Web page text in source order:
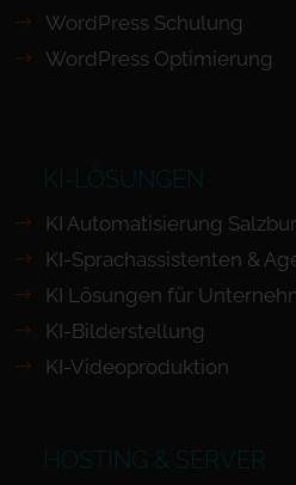
WordPress Schulung
WordPress Optimierung
KI-LÖSUNGEN
KI Automatisierung
KI-Sprachassistenten &
KI Lösungen für
KI-Bilderstellung
KI-Videoproduktion
HOSTING & SERVER